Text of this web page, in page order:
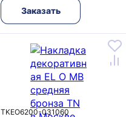
Заказать
TKEO6200-031060